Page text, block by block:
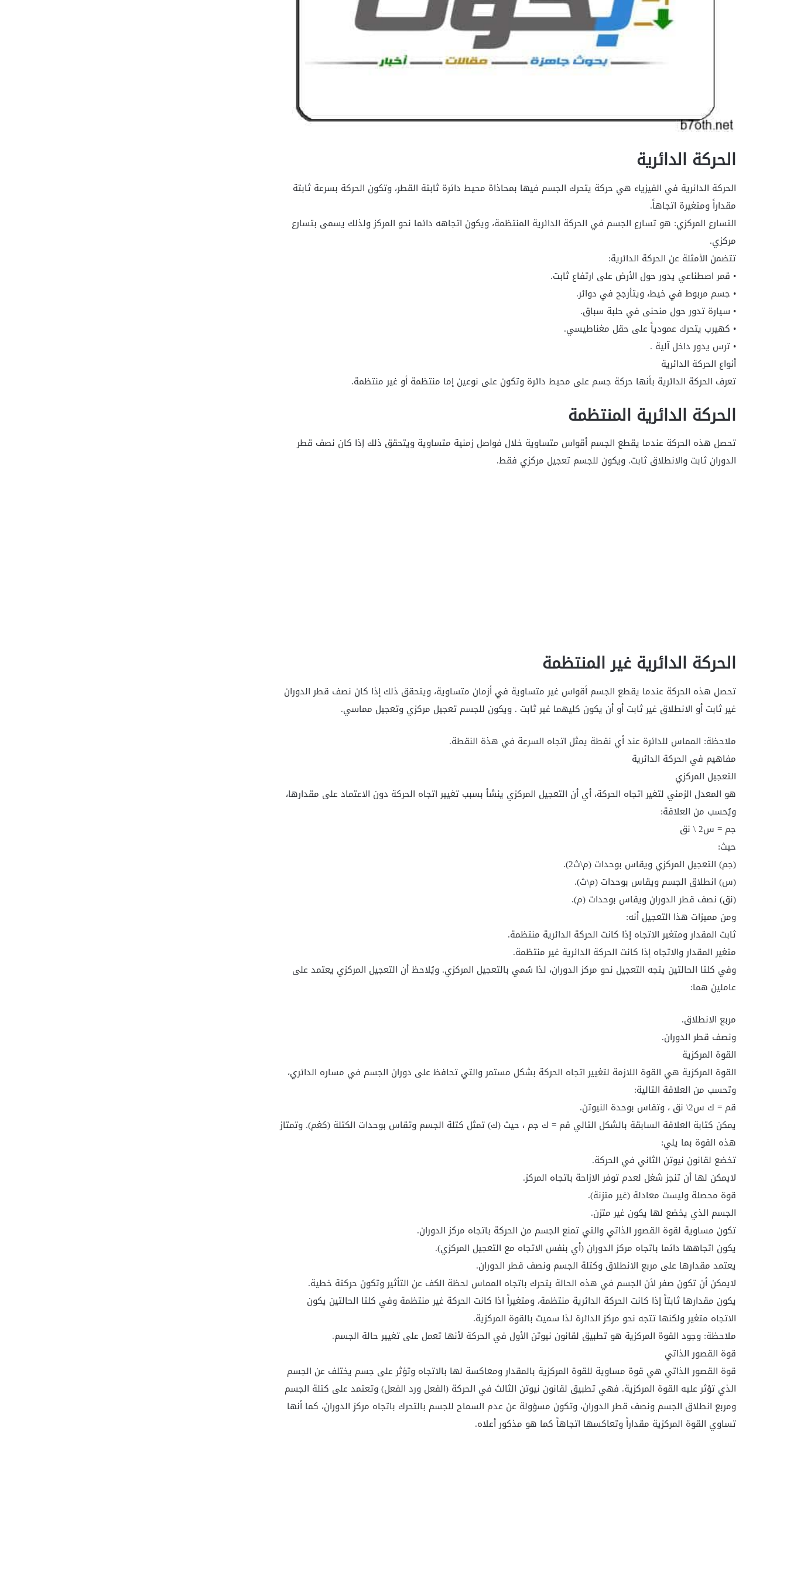
الحركة الدائرية
الحركة الدائرية في الفيزياء هي حركة يتحرك الجسم فيها بمحاذاة محيط دائرة ثابتة القطر، وتكون الحركة بسرعة ثابتة
مقداراً ومتغيرة اتجاهاً.
التسارع المركزي: هو تسارع الجسم في الحركة الدائرية المنتظمة، ويكون اتجاهه دائما نحو المركز ولذلك يسمى بتسارع
مركزي.
تتضمن الأمثلة عن الحركة الدائرية:
• قمر اصطناعي يدور حول الأرض على ارتفاع ثابت.
• جسم مربوط في خيط، ويتأرجح في دوائر.
• سيارة تدور حول منحنى في حلبة سباق.
• كهيرب يتحرك عمودياً على حقل مغناطيسي.
• ترس يدور داخل آلية .
أنواع الحركة الدائرية
تعرف الحركة الدائرية بأنها حركة جسم على محيط دائرة وتكون على نوعين إما منتظمة أو غير منتظمة.
الحركة الدائرية المنتظمة
تحصل هذه الحركة عندما يقطع الجسم أقواس متساوية خلال فواصل زمنية متساوية ويتحقق ذلك إذا كان نصف قطر
الدوران ثابت والانطلاق ثابت. ويكون للجسم تعجيل مركزي فقط.
الحركة الدائرية غير المنتظمة
تحصل هذه الحركة عندما يقطع الجسم أقواس غير متساوية في أزمان متساوية، ويتحقق ذلك إذا كان نصف قطر الدوران
غير ثابت أو الانطلاق غير ثابت أو أن يكون كليهما غير ثابت . ويكون للجسم تعجيل مركزي وتعجيل مماسي.
ملاحظة: المماس للدائرة عند أي نقطة يمثل اتجاه السرعة في هذة النقطة.
مفاهيم في الحركة الدائرية
التعجيل المركزي
هو المعدل الزمني لتغير اتجاه الحركة، أي أن التعجيل المركزي ينشأ بسبب تغيير اتجاه الحركة دون الاعتماد على مقدارها،
ويُحسب من العلاقة:
جم = س2 \ نق
حيث:
(جم) التعجيل المركزي ويقاس بوحدات (م\ث2).
(س) انطلاق الجسم ويقاس بوحدات (م\ث).
(نق) نصف قطر الدوران ويقاس بوحدات (م).
ومن مميزات هذا التعجيل أنه:
ثابت المقدار ومتغير الاتجاه إذا كانت الحركة الدائرية منتظمة.
متغير المقدار والاتجاه إذا كانت الحركة الدائرية غير منتظمة.
وفي كلتا الحالتين يتجه التعجيل نحو مركز الدوران، لذا سُمي بالتعجيل المركزي. ويُلاحظ أن التعجيل المركزي يعتمد على
عاملين هما:
مربع الانطلاق.
ونصف قطر الدوران.
القوة المركزية
القوة المركزية هي القوة اللازمة لتغيير اتجاه الحركة بشكل مستمر والتي تحافظ على دوران الجسم في مساره الدائري،
وتحسب من العلاقة التالية:
قم = ك س2\ نق ، وتقاس بوحدة النيوتن.
يمكن كتابة العلاقة السابقة بالشكل التالي قم = ك جم ، حيث (ك) تمثل كتلة الجسم وتقاس بوحدات الكتلة (كغم). وتمتاز
هذه القوة بما يلي:
تخضع لقانون نيوتن الثاني في الحركة.
لايمكن لها أن تنجز شغل لعدم توفر الازاحة باتجاه المركز.
قوة محصلة وليست معادلة (غير متزنة).
الجسم الذي يخضع لها يكون غير متزن.
تكون مساوية لقوة القصور الذاتي والتي تمنع الجسم من الحركة باتجاه مركز الدوران.
يكون اتجاهها دائما باتجاه مركز الدوران (أي بنفس الاتجاه مع التعجيل المركزي).
يعتمد مقدارها على مربع الانطلاق وكتلة الجسم ونصف قطر الدوران.
لايمكن أن تكون صفر لأن الجسم في هذه الحالة يتحرك باتجاه المماس لحظة الكف عن التأثير وتكون حركتة خطية.
يكون مقدارها ثابتاً إذا كانت الحركة الدائرية منتظمة، ومتغيراً اذا كانت الحركة غير منتظمة وفي كلتا الحالتين يكون
الاتجاه متغير ولكنها تتجه نحو مركز الدائرة لذا سميت بالقوة المركزية.
ملاحظة: وجود القوة المركزية هو تطبيق لقانون نيوتن الأول في الحركة لأنها تعمل على تغيير حالة الجسم.
قوة القصور الذاتي
قوة القصور الذاتي هي قوة مساوية للقوة المركزية بالمقدار ومعاكسة لها بالاتجاه وتؤثر على جسم يختلف عن الجسم
الذي تؤثر عليه القوة المركزية. فهي تطبيق لقانون نيوتن الثالث في الحركة (الفعل ورد الفعل) وتعتمد على كتلة الجسم
ومربع انطلاق الجسم ونصف قطر الدوران، وتكون مسؤولة عن عدم السماح للجسم بالتحرك باتجاه مركز الدوران، كما أنها
تساوي القوة المركزية مقداراً وتعاكسها اتجاهاً كما هو مذكور أعلاه.